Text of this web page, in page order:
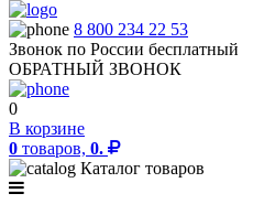
8 800 234 22 53
Звонок по России бесплатный
ОБРАТНЫЙ ЗВОНОК
0
В корзине
0 товаров, 0.
Каталог товаров